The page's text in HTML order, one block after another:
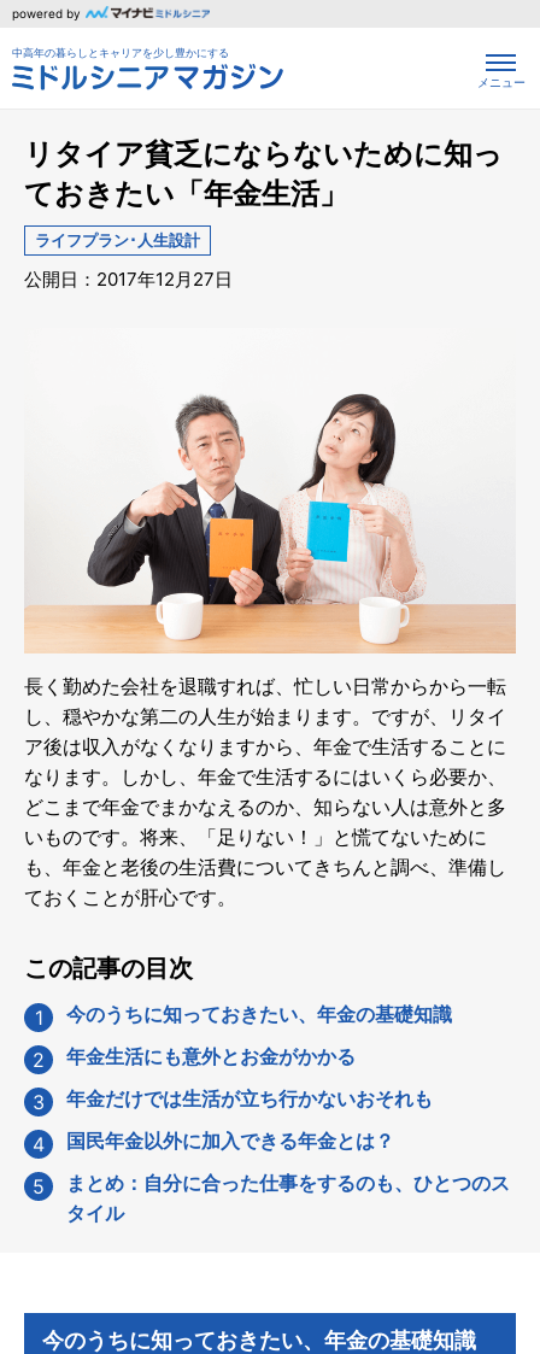
powered by
中高年の暮らしとキャリアを少し豊かにする
メニュー
リタイア貧乏にならないために知っ
ておきたい「年金生活」
ライフプラン･人生設計
公開日：2017年12月27日
長く勤めた会社を退職すれば、忙しい日常からから一転
し、穏やかな第二の人生が始まります。ですが、リタイ
ア後は収入がなくなりますから、年金で生活することに
なります。しかし、年金で生活するにはいくら必要か、
どこまで年金でまかなえるのか、知らない人は意外と多
いものです。将来、「足りない！」と慌てないために
も、年金と老後の生活費についてきちんと調べ、準備し
ておくことが肝心です。
この記事の目次
今のうちに知っておきたい、年金の基礎知識
年金生活にも意外とお金がかかる
年金だけでは生活が立ち行かないおそれも
国民年金以外に加入できる年金とは？
まとめ：自分に合った仕事をするのも、ひとつのス
タイル
今のうちに知っておきたい、年金の基礎知識